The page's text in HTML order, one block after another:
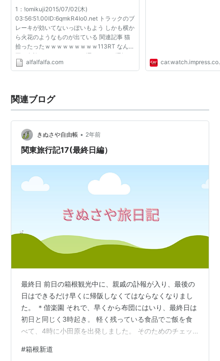
ログ - アルファルファモザイク
1：!omikuji2015/07/02(木)
03:56:51.00ID:6qmkR4Io0.net トラックのブ
レーキが効いてないっぽいもよう しかも横か
ら火花のようなものが出ている 関連記事 猫
拾ったったｗｗｗｗｗｗｗｗｗ113RT なんで
同じ免許なのにトラックの運ちゃんは運転ド
下手でバスの運転手は激ウマなの？72RT フ
alfalfalfa.com
関連ブログ
きぬさや自由帳 • 2年前
関東旅行記17(最終日編）
最終日 前日の箱根観光中に、親戚の訃報が入り、最後の
日はできるだけ早くに帰阪しなくてはならなくなりまし
た。 ＊偕楽園 それで、早くから布団にはいり、最終日は
初日と同じく3時起き。 軽く残っている食品でご飯を食
べて、4時に小田原を出発しました。 そのためのチェッ
おいて、この日はキーをホテルの箱に返すだけ！ 4時は
#箱根新道